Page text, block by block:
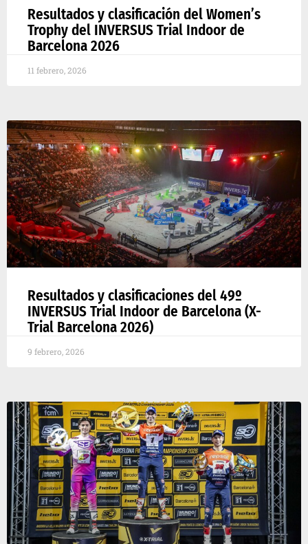
Resultados y clasificación del Women’s
Trophy del INVERSUS Trial Indoor de
Barcelona 2026
11 febrero, 2026
Resultados y clasificaciones del 49º
INVERSUS Trial Indoor de Barcelona (X-
Trial Barcelona 2026)
9 febrero, 2026